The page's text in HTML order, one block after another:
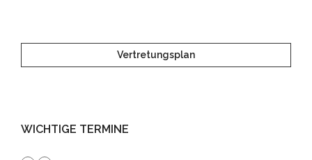
Vertretungsplan
WICHTIGE TERMINE